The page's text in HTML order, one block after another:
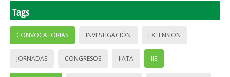
Tags
CONVOCATORIAS INVESTIGACIÓN EXTENSIÓN
JORNADAS CONGRESOS IIATA IIE